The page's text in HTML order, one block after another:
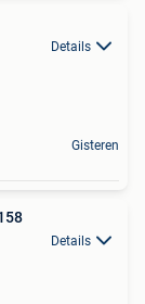
Details
Gisteren
Details